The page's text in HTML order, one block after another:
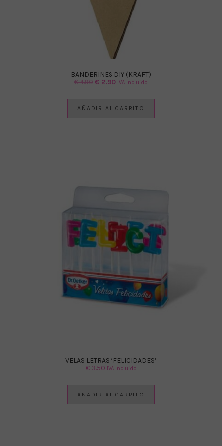
BANDERINES DIY (KRAFT)
€4.90El
€ 2.90ElIVA Incluido
AÑADIR AL CARRITO
VELAS LETRAS ‘FELICIDADES’
€3.50 IVA Incluido
AÑADIR AL CARRITO